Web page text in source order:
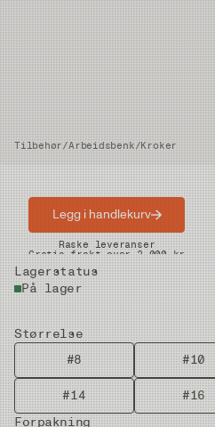
Tilbehør/Arbeidsbenk/Kroker
Pris
Artikkelnummer
Lagerstatus
På lager
Størrelse
#8
#10
#14
#16
Forpakning
Legg i handlekurv
Raske leveranser
Gratis frakt over 2.000 kr